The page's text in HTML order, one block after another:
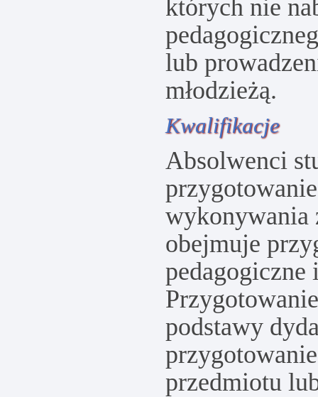
których nie
lub
młodzieżą.
Kwalifikacje
Absolwenci
wykonywania
obejmuje
podstawy
przedmiotu